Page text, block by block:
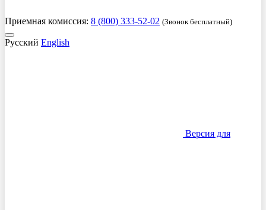
Приемная комиссия: 8 (800) 333-52-02 (Звонок бесплатный)
Русский English
Версия для